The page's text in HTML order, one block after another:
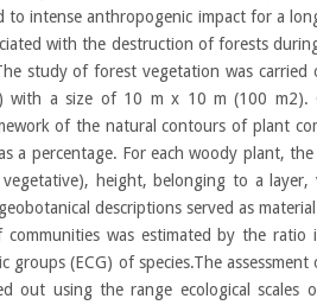
to intense anthropogenic impact for a
with the destruction of forests
study of forest vegetation was
with a size of 10 m x 10 m (100 m2).
of the natural contours of plant
a percentage. For each woody plant,
height, belonging to a
descriptions served as
communities was estimated by the
groups (ECG) of species.The
out using the range ecological